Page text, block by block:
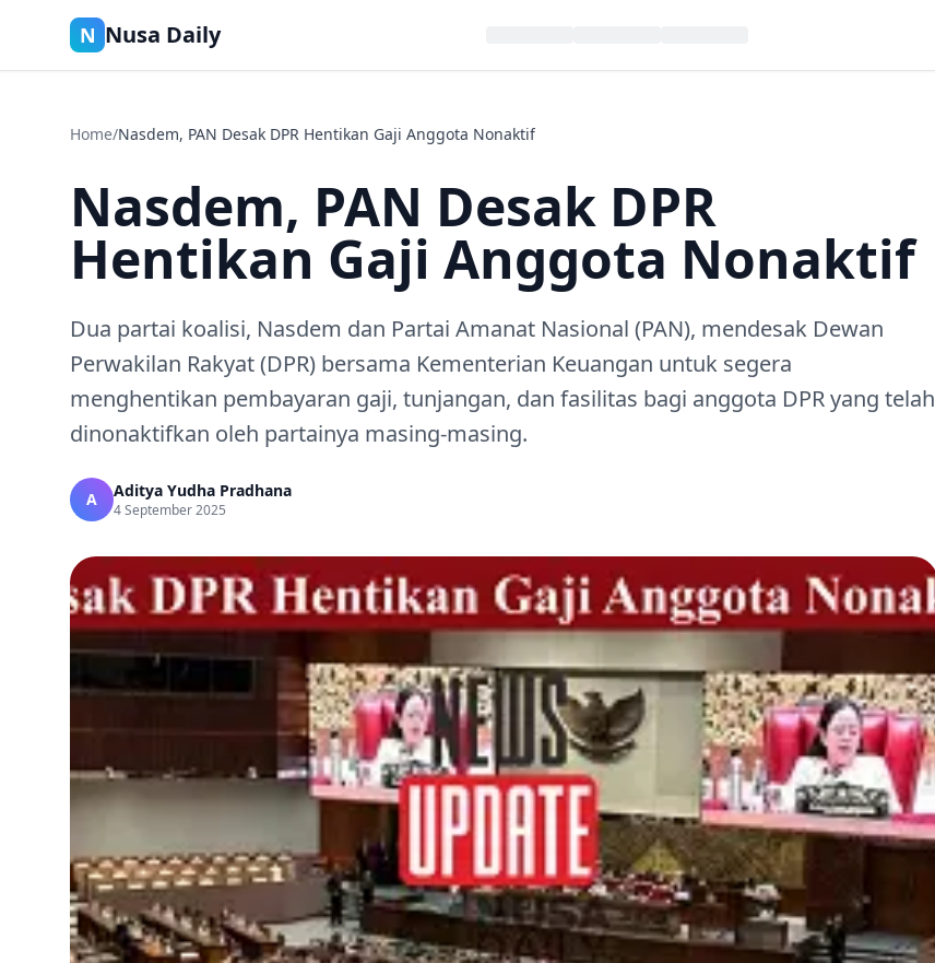
N Nusa Daily
Home/Nasdem, PAN Desak DPR Hentikan Gaji Anggota Nonaktif
Nasdem, PAN Desak DPR
Hentikan Gaji Anggota Nonaktif
Dua partai koalisi, Nasdem dan Partai Amanat Nasional (PAN), mendesak Dewan
Perwakilan Rakyat (DPR) bersama Kementerian Keuangan untuk segera
menghentikan pembayaran gaji, tunjangan, dan fasilitas bagi anggota DPR yang telah
dinonaktifkan oleh partainya masing-masing.
A Aditya Yudha Pradhana
4 September 2025